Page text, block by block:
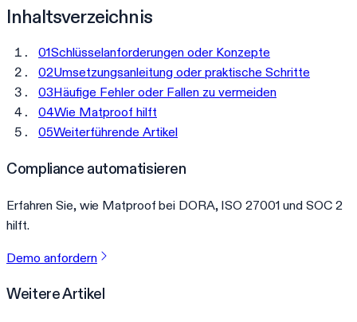
Inhaltsverzeichnis
01Schlüsselanforderungen oder Konzepte
02Umsetzungsanleitung oder praktische Schritte
03Häufige Fehler oder Fallen zu vermeiden
04Wie Matproof hilft
05Weiterführende Artikel
Compliance automatisieren
Erfahren Sie, wie Matproof bei DORA, ISO 27001 und SOC 2
hilft.
Demo anfordern
Weitere Artikel